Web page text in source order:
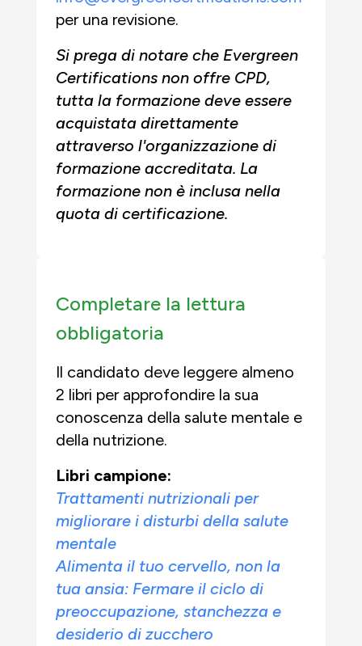
per una revisione.
Si prega di notare che Evergreen
Certifications non offre CPD,
tutta la formazione deve essere
acquistata direttamente
attraverso l'organizzazione di
formazione accreditata. La
formazione non è inclusa nella
quota di certificazione.
Completare la lettura
obbligatoria
Il candidato deve leggere almeno
2 libri per approfondire la sua
conoscenza della salute mentale e
della nutrizione.
Libri campione:
Trattamenti nutrizionali per
migliorare i disturbi della salute
mentale
Alimenta il tuo cervello, non la
tua ansia: Fermare il ciclo di
preoccupazione, stanchezza e
desiderio di zucchero